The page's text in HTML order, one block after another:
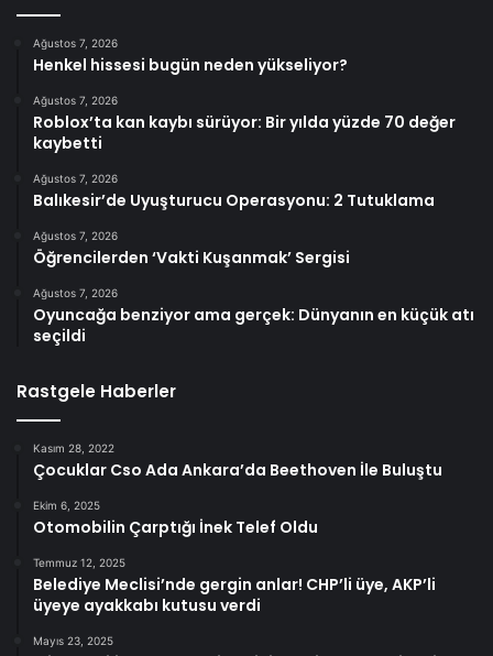
Ağustos 7, 2026
Henkel hissesi bugün neden yükseliyor?
Ağustos 7, 2026
Roblox’ta kan kaybı sürüyor: Bir yılda yüzde 70 değer
kaybetti
Ağustos 7, 2026
Balıkesir’de Uyuşturucu Operasyonu: 2 Tutuklama
Ağustos 7, 2026
Öğrencilerden ‘Vakti Kuşanmak’ Sergisi
Ağustos 7, 2026
Oyuncağa benziyor ama gerçek: Dünyanın en küçük atı
seçildi
Rastgele Haberler
Kasım 28, 2022
Çocuklar Cso Ada Ankara’da Beethoven İle Buluştu
Ekim 6, 2025
Otomobilin Çarptığı İnek Telef Oldu
Temmuz 12, 2025
Belediye Meclisi’nde gergin anlar! CHP’li üye, AKP’li
üyeye ayakkabı kutusu verdi
Mayıs 23, 2025